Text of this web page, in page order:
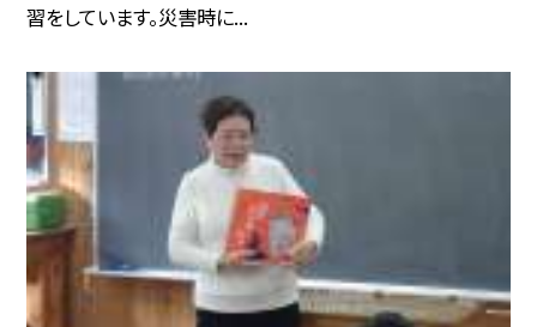
習をしています。災害時に...